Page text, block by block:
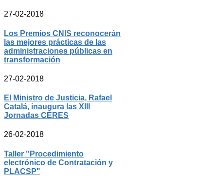
27-02-2018
Los Premios CNIS reconocerán
las mejores prácticas de las
administraciones públicas en
transformación
27-02-2018
El Ministro de Justicia, Rafael
Catalá, inaugura las XIII
Jornadas CERES
26-02-2018
Taller "Procedimiento
electrónico de Contratación y
PLACSP"